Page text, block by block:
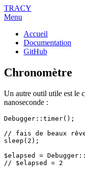
TRACY
Menu
Accueil
Documentation
GitHub
Chronomètre
Un autre outil utile est le
nanoseconde :
Debugger::timer();
// fais de beaux
sleep(2);
$elapsed =